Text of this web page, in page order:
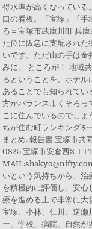
得水準が高くなっている
口の看板。「宝塚」「
る＝宝塚市武庫川町 兵
た位に阪急に支配された
いです。ただ山の手は金
みに。 ところが！ 地域
るということを、ホテル
あることでも知られてい
方がバランスよくそろっ
こに住んでいるのでしょ
ちが住む町ランキングを
まとめ. 報告書 宝塚市共
0825 宝塚市安倉西2-1-
いという気持ちから、治
を積極的に評価し、安
療を進める上で非常に大
宝塚、小林、仁川、逆
ー、学校、病院、自然